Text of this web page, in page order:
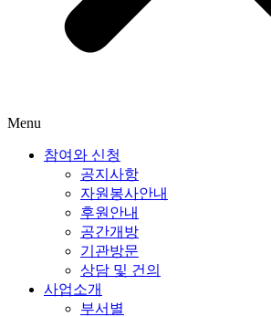
Menu
참여와 신청
공지사항
자원봉사안내
후원안내
공간개방
기관방문
상담 및 건의
사업소개
부서별